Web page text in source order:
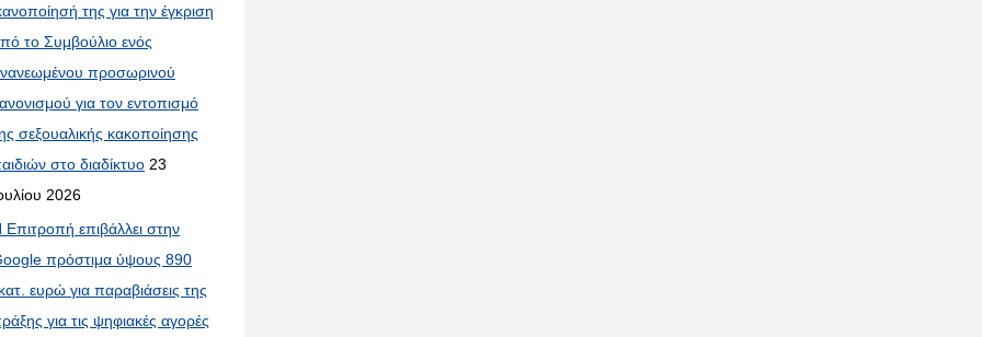
της για την έγκριση
το Συμβούλιο ενός
προσωρινού
για τον εντοπισμό
σεξουαλικής κακοποίησης
στο διαδίκτυο 23
2026
Επιτροπή επιβάλλει στην
πρόστιμα ύψους 890
ευρώ για παραβιάσεις της
για τις ψηφιακές αγορές